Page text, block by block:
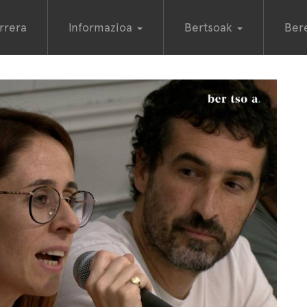
Informazioa Bertsoak